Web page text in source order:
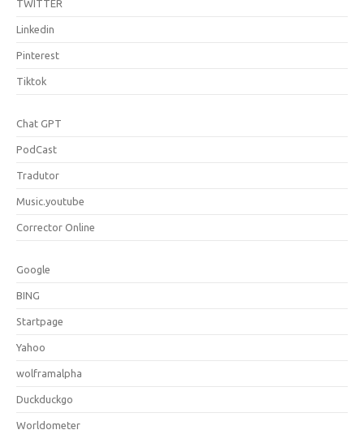
TWITTER
Linkedin
Pinterest
Tiktok
Chat GPT
PodCast
Tradutor
Music.youtube
Corrector Online
Google
BING
Startpage
Yahoo
wolframalpha
Duckduckgo
Worldometer